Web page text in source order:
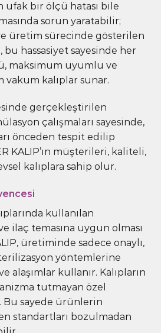
ufak bir ölçü hatası bile
sorun yaratabilir;
ve üretim sürecinde gösterilen
hassasiyet sayesinde her
maksimum uyumlu ve
vakum kalıplar sunar.
gerçekleştirilen
çalışmaları sayesinde,
önceden tespit edilip
KALIP’ın müşterileri, kaliteli,
kalıplara sahip olur.
kullanılan
ilaç temasına uygun olması
üretiminde sadece onaylı,
yöntemlerine
alaşımlar kullanır. Kalıpların
tutmayan özel
Bu sayede ürünlerin
standartları bozulmadan